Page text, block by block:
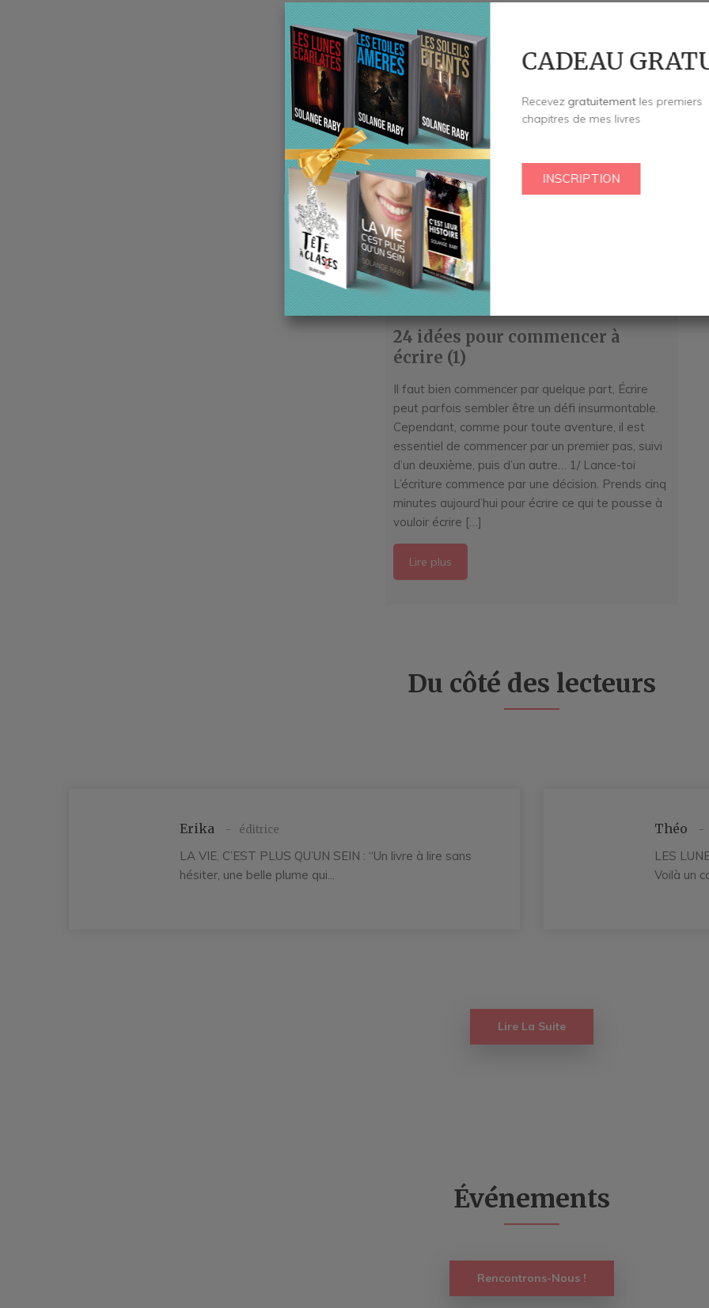
24 idées pour commencer à
écrire (1)
Il faut bien commencer par quelque part, Écrire
peut parfois sembler être un défi insurmontable.
Cependant, comme pour toute aventure, il est
essentiel de commencer par un premier pas, suivi
d’un deuxième, puis d’un autre… 1/ Lance-toi
L’écriture commence par une décision. Prends cinq
minutes aujourd’hui pour écrire ce qui te pousse à
vouloir écrire […]
Lire plus
Du côté des lecteurs
Erika éditrice
LA VIE, C’EST PLUS QU’UN SEIN : “Un livre à lire sans
hésiter, une belle plume qui...
Théo
LES
Voilà un
Lire La Suite
Événements
Rencontrons-Nous !
CADEAU
Recevez gratuitementles premiers
chapitres de mes livres
INSCRIPTION